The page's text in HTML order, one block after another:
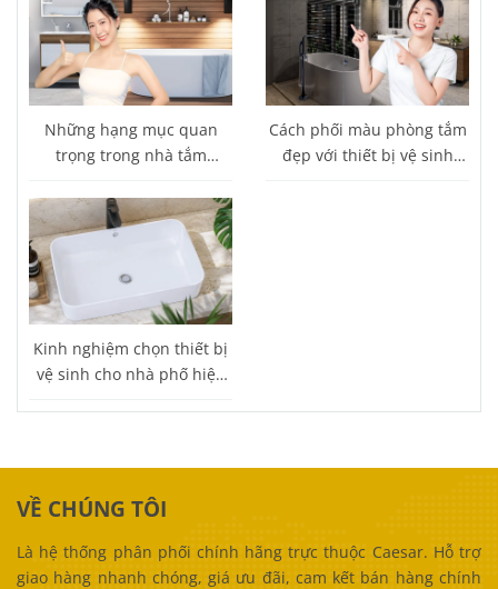
Những hạng mục quan
trọng trong nhà tắm
Cách phối màu phòng tắm
đẹp với thiết bị vệ sinh
Kinh nghiệm chọn thiết bị
vệ sinh cho nhà phố hiện
VỀ CHÚNG TÔI
Là hệ thống phân phối chính hãng trực thuộc Caesar. Hỗ trợ
giao hàng nhanh chóng, giá ưu đãi, cam kết bán hàng chính